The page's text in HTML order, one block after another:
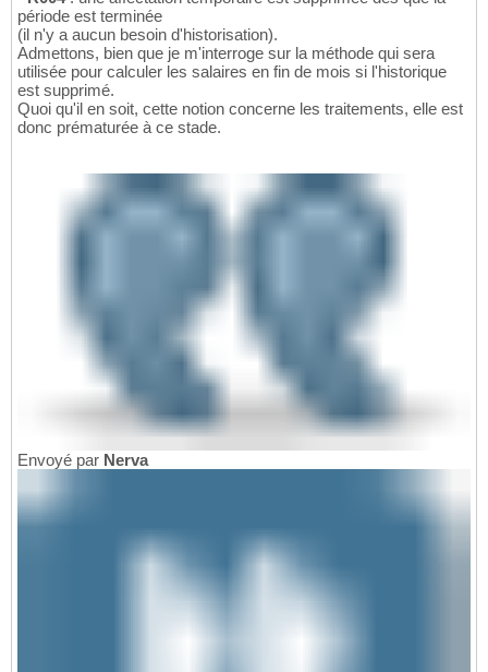
période est terminée
(il n'y a aucun besoin d'historisation).
Admettons, bien que je m'interroge sur la méthode qui sera
utilisée pour calculer les salaires en fin de mois si l'historique
est supprimé.
Quoi qu'il en soit, cette notion concerne les traitements, elle est
donc prématurée à ce stade.
Envoyé par Nerva